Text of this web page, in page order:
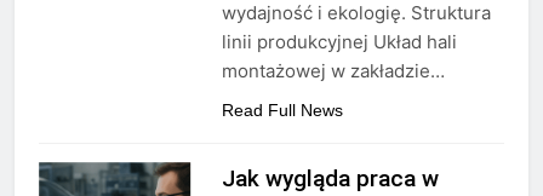
wydajność i ekologię. Struktura
linii produkcyjnej Układ hali
montażowej w zakładzie…
Read Full News
Jak wygląda praca w